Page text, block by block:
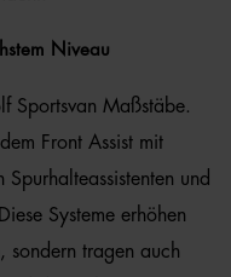
Niveau
Sportsvan Maßstäbe.
Front Assist mit
und
Systeme erhöhen
sondern tragen auch